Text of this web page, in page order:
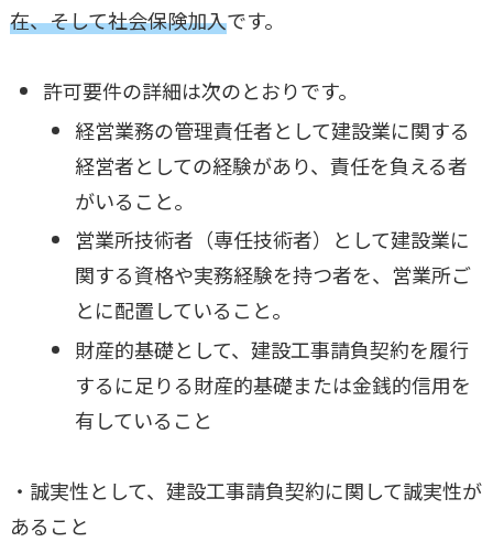
在、そして社会保険加入です。
許可要件の詳細は次のとおりです。
経営業務の管理責任者として建設業に関する
経営者としての経験があり、責任を負える者
がいること。
営業所技術者（専任技術者）として建設業に
関する資格や実務経験を持つ者を、営業所ご
とに配置していること。
財産的基礎として、建設工事請負契約を履行
するに足りる財産的基礎または金銭的信用を
有していること
・誠実性として、建設工事請負契約に関して誠実性が
あること